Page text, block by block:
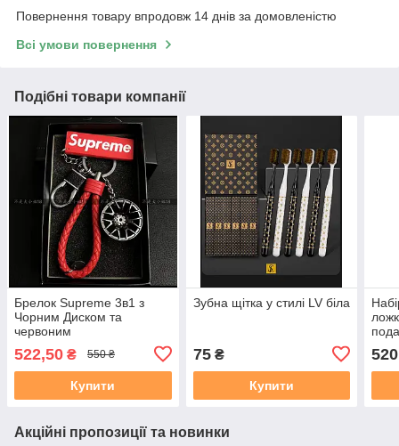
Повернення товару впродовж 14 днів за домовленістю
Всі умови повернення
Подібні товари компанії
Брелок Supreme 3в1 з
Чорним Диском та
червоним
522,50 ₴ 550 ₴
Купити
Зубна щітка у стилі LV біла
75₴
Купити
520
Акційні пропозиції та новинки